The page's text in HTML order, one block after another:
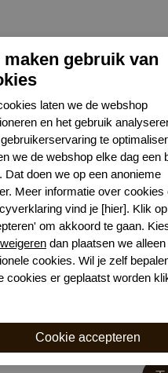
gebruik van
laten we de webshop
en het gebruik
te
we de webshop elke dag een
Dat doen we op een anonieme
Meer informatie over cookies
vind je [hier]. Klik op
om akkoord te gaan.
weigeren dan plaatsen we alleen
cookies. Wil je zelf
cookies er geplaatst worden